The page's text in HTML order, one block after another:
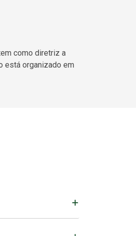
como diretriz a
está organizado em